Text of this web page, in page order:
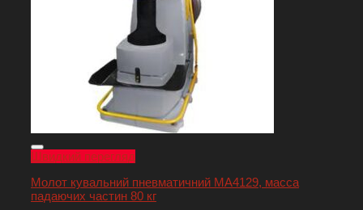
Швидкий перегляд
Молот кувальний пневматичний МА4129, масса
падаючих частин 80 кг